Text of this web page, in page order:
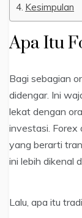
Kesimpulan
Apa Itu
Bagi sebagian
didengar. Ini
lekat dengan
investasi. Forex
yang berarti
ini lebih dikenal
Lalu, apa itu